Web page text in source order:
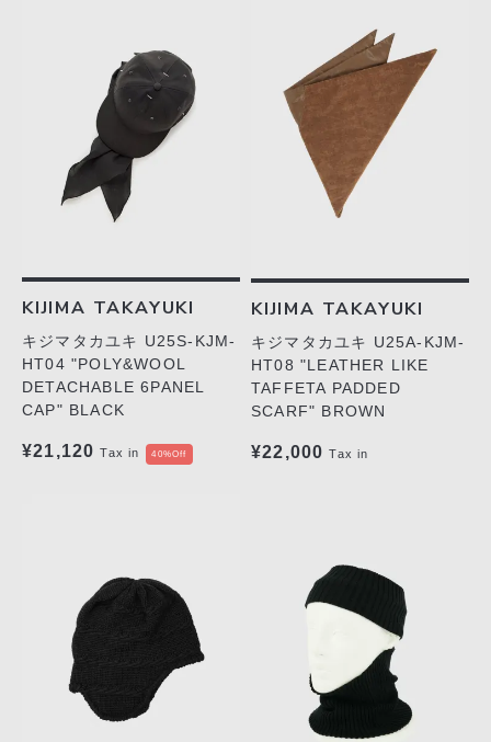
KIJIMA TAKAYUKI
キジマタカユキ U25S-KJM-
HT04 "POLY&WOOL
DETACHABLE 6PANEL
CAP" BLACK
¥21,120 Tax in 40%Off
KIJIMA TAKAYUKI
キジマタカユキ U25A-KJM-
HT08 "LEATHER LIKE
TAFFETA PADDED
SCARF" BROWN
¥22,000 Tax in